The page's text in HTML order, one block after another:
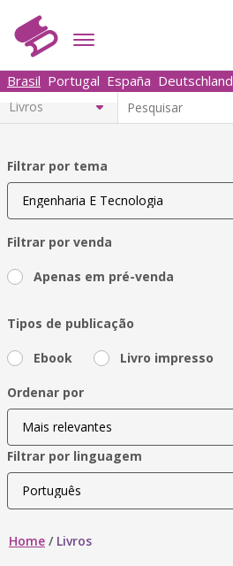
Brasil Portugal España Deutschland
Filtrar por tema
Filtrar por venda
Apenas em pré-venda
Tipos de publicação
Ebook Livro impresso
Ordenar por
Filtrar por linguagem
Home / Livros